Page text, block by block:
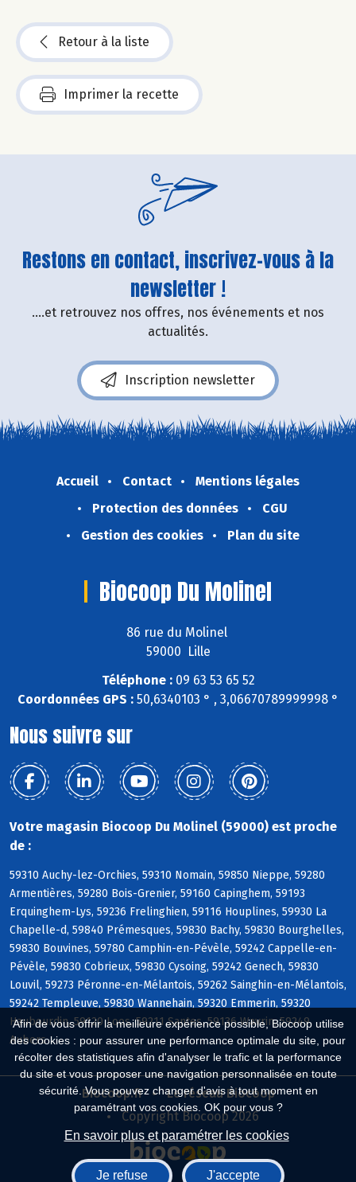
Afin de vous offrir la meilleure expérience possible, Biocoop utilise
des cookies : pour assurer une performance optimale du site, pour
récolter des statistiques afin d'analyser le trafic et la performance
du site et vous proposer une navigation personnalisée en toute
sécurité. Vous pouvez changer d'avis à tout moment en
paramétrant vos cookies. OK pour vous ?
En savoir plus et paramétrer les cookies
Je refuse J'accepte
Retour à la liste
Imprimer la recette
Restons en contact, inscrivez-vous à la
newsletter !
....et retrouvez nos offres, nos événements et nos
actualités.
Inscription newsletter
Accueil Contact
Mentions légales
Protection des données
CGU
Gestion des cookies
Plan du site
Biocoop Du Molinel
86 rue du Molinel
59000 Lille
Téléphone :09 63 53 65 52
Coordonnées GPS : 50,6340103 ° , 3,06670789999998 °
Nous suivre sur
Votre magasin Biocoop Du Molinel (59000) est proche
de :
59310 Auchy-lez-Orchies, 59310 Nomain, 59850 Nieppe, 59280
Armentières, 59280 Bois-Grenier, 59160 Capinghem, 59193
Erquinghem-Lys, 59236 Frelinghien, 59116 Houplines, 59930 La
Chapelle-d, 59840 Prémesques, 59830 Bachy, 59830 Bourghelles,
59830 Bouvines, 59780 Camphin-en-Pévèle, 59242 Cappelle-en-
Pévèle, 59830 Cobrieux, 59830 Cysoing, 59242 Genech, 59830
Louvil, 59273 Péronne-en-Mélantois, 59262 Sainghin-en-Mélantois,
59242 Templeuve, 59830 Wannehain, 59320 Emmerin, 59320
Haubourdin, 59120 Loos, 59211 Santes, 59136 Wavrin, 59249
Aubers
Biocoop.fr
Le réseau Biocoop
Copyright Biocoop 2026